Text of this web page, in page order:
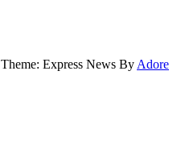
Theme: Express News By Adore